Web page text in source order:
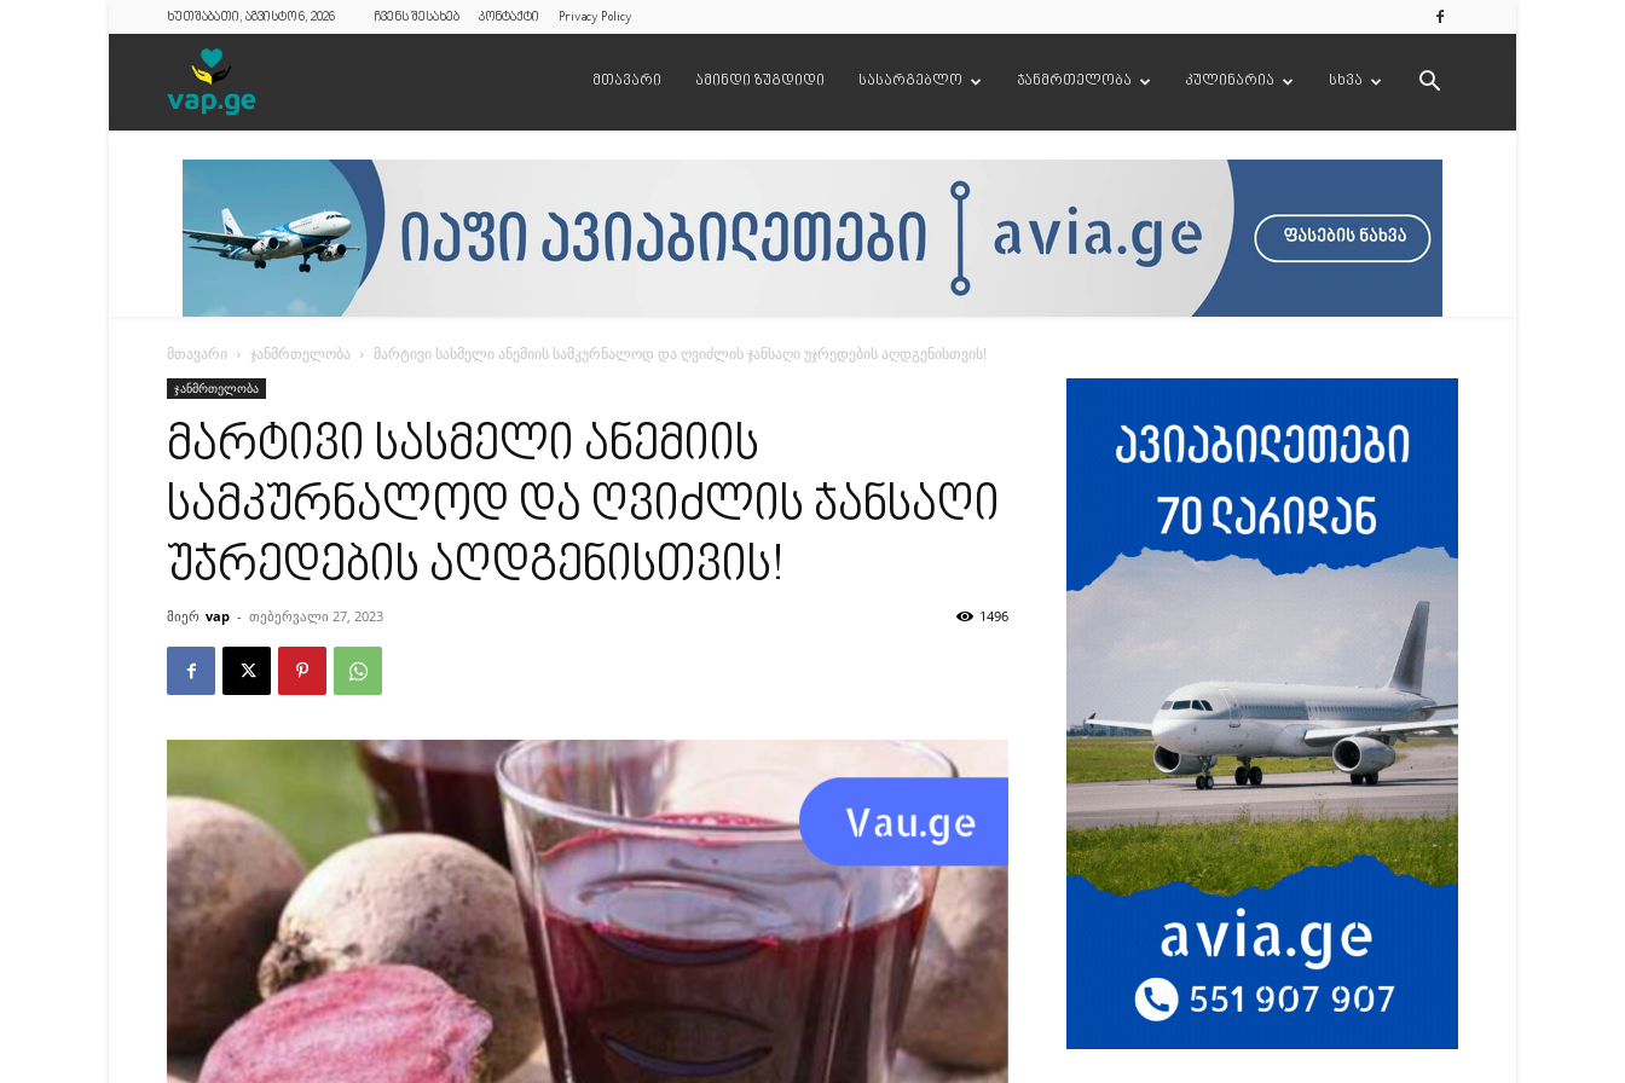
ხუთშაბათი, აგვისტო 6, 2026 ჩვენს შესახებ კონტაქტი Privacy Policy
მთავარი ამინდი ზუგდიდი სასარგებლო ჯანმრთელობა კულინარია სხვა
მთავარი ჯანმრთელობა მარტივი სასმელი ანემიის სამკურნალოდ და ღვიძლის ჯანსაღი უჯრედების აღდგენისთვის!
ჯანმრთელობა
მარტივი სასმელი ანემიის
სამკურნალოდ და ღვიძლის ჯანსაღი
უჯრედების აღდგენისთვის!
მიერ vap - თებერვალი 27, 2023 1496